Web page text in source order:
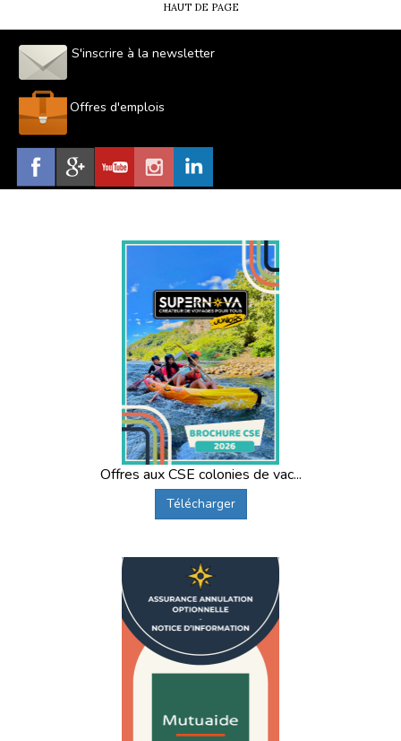
HAUT DE PAGE
S'inscrire à la newsletter
Offres d'emplois
Offres aux CSE colonies de vac...
Télécharger